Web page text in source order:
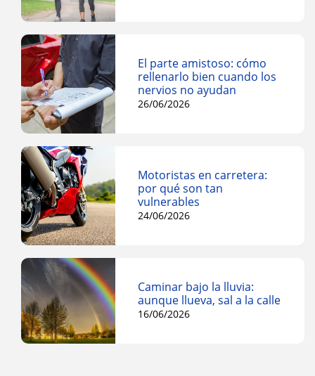
El parte amistoso: cómo
rellenarlo bien cuando los
nervios no ayudan
26/06/2026
Motoristas en carretera:
por qué son tan
vulnerables
24/06/2026
Caminar bajo la lluvia:
aunque llueva, sal a la calle
16/06/2026